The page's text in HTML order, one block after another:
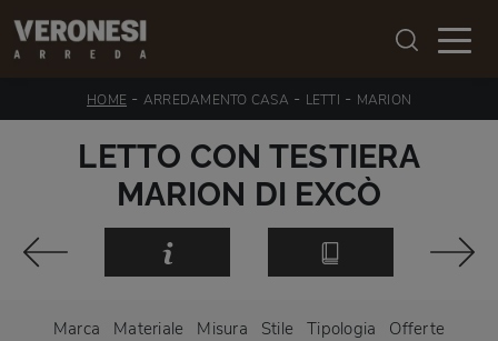
HOME - ARREDAMENTO CASA - LETTI - MARION
LETTO CON TESTIERA
MARION DI EXCÒ
Marca Materiale Misura Stile Tipologia Offerte